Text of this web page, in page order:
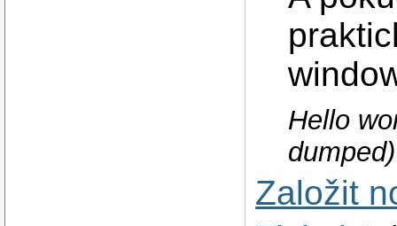
Hello
dumped)
Založit